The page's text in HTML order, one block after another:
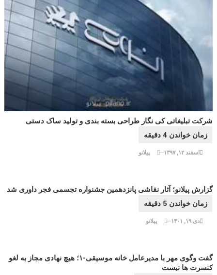
شرکت تبلیغاتی کی نگار طراحی بسته بندی و تولید ساک دستی
اسفند ۱۲, ۱۳۹۷ پیلانو
گزارش پیلانو؛ آثار نقاشی پانزدهمین جشنواره تجسمی فجر داوری شد
دی ۱۹, ۱۴۰۱ پیلانو
گفت وگوی مهر با مدیرعامل خانه موسیقی-۱؛ هیچ نهادی مجاز به لغو
کنسرت ها نیست